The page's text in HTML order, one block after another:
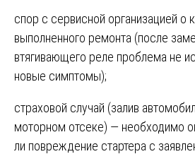
спор с сервисной организацией о
выполненного ремонта (после
втягивающего реле проблема не
новые симптомы);
страховой случай (залив
моторном отсеке) — необходимо
ли повреждение стартера с